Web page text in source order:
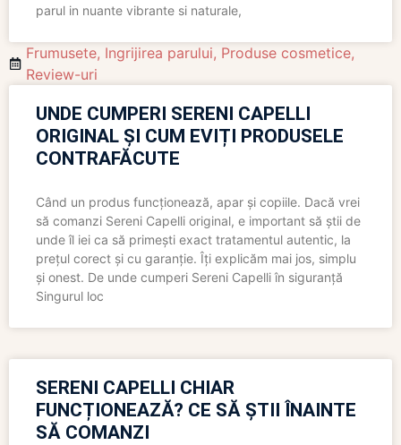
parul in nuante vibrante si naturale,
Frumusete, Ingrijirea parului, Produse cosmetice,
Review-uri
UNDE CUMPERI SERENI CAPELLI
ORIGINAL ȘI CUM EVIȚI PRODUSELE
CONTRAFĂCUTE
Când un produs funcționează, apar și copiile. Dacă vrei
să comanzi Sereni Capelli original, e important să știi de
unde îl iei ca să primești exact tratamentul autentic, la
prețul corect și cu garanție. Îți explicăm mai jos, simplu
și onest. De unde cumperi Sereni Capelli în siguranță
Singurul loc
SERENI CAPELLI CHIAR
FUNCȚIONEAZĂ? CE SĂ ȘTII ÎNAINTE
SĂ COMANZI